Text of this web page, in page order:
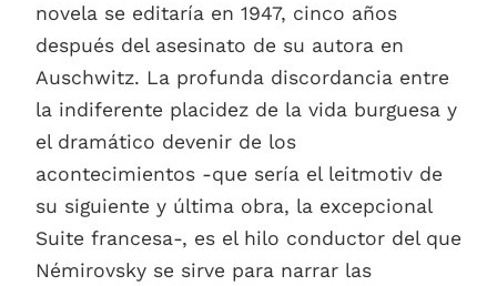
novela se editaría en 1947, cinco años
después del asesinato de su autora en
Auschwitz. La profunda discordancia entre
la indiferente placidez de la vida burguesa y
el dramático devenir de los
acontecimientos -que sería el leitmotiv de
su siguiente y última obra, la excepcional
Suite francesa-, es el hilo conductor del que
Némirovsky se sirve para narrar las